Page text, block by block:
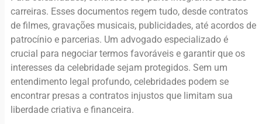
carreiras. Esses documentos regem tudo, desde contratos
de filmes, gravações musicais, publicidades, até acordos de
patrocínio e parcerias. Um advogado especializado é
crucial para negociar termos favoráveis e garantir que os
interesses da celebridade sejam protegidos. Sem um
entendimento legal profundo, celebridades podem se
encontrar presas a contratos injustos que limitam sua
liberdade criativa e financeira.